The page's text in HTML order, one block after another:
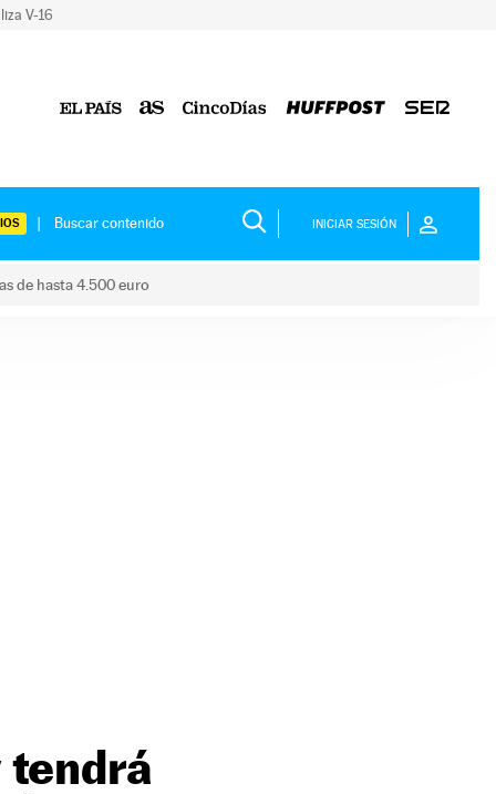
V-16
INICIAR SESIÓN
de hasta 4.500 euro
tendrá